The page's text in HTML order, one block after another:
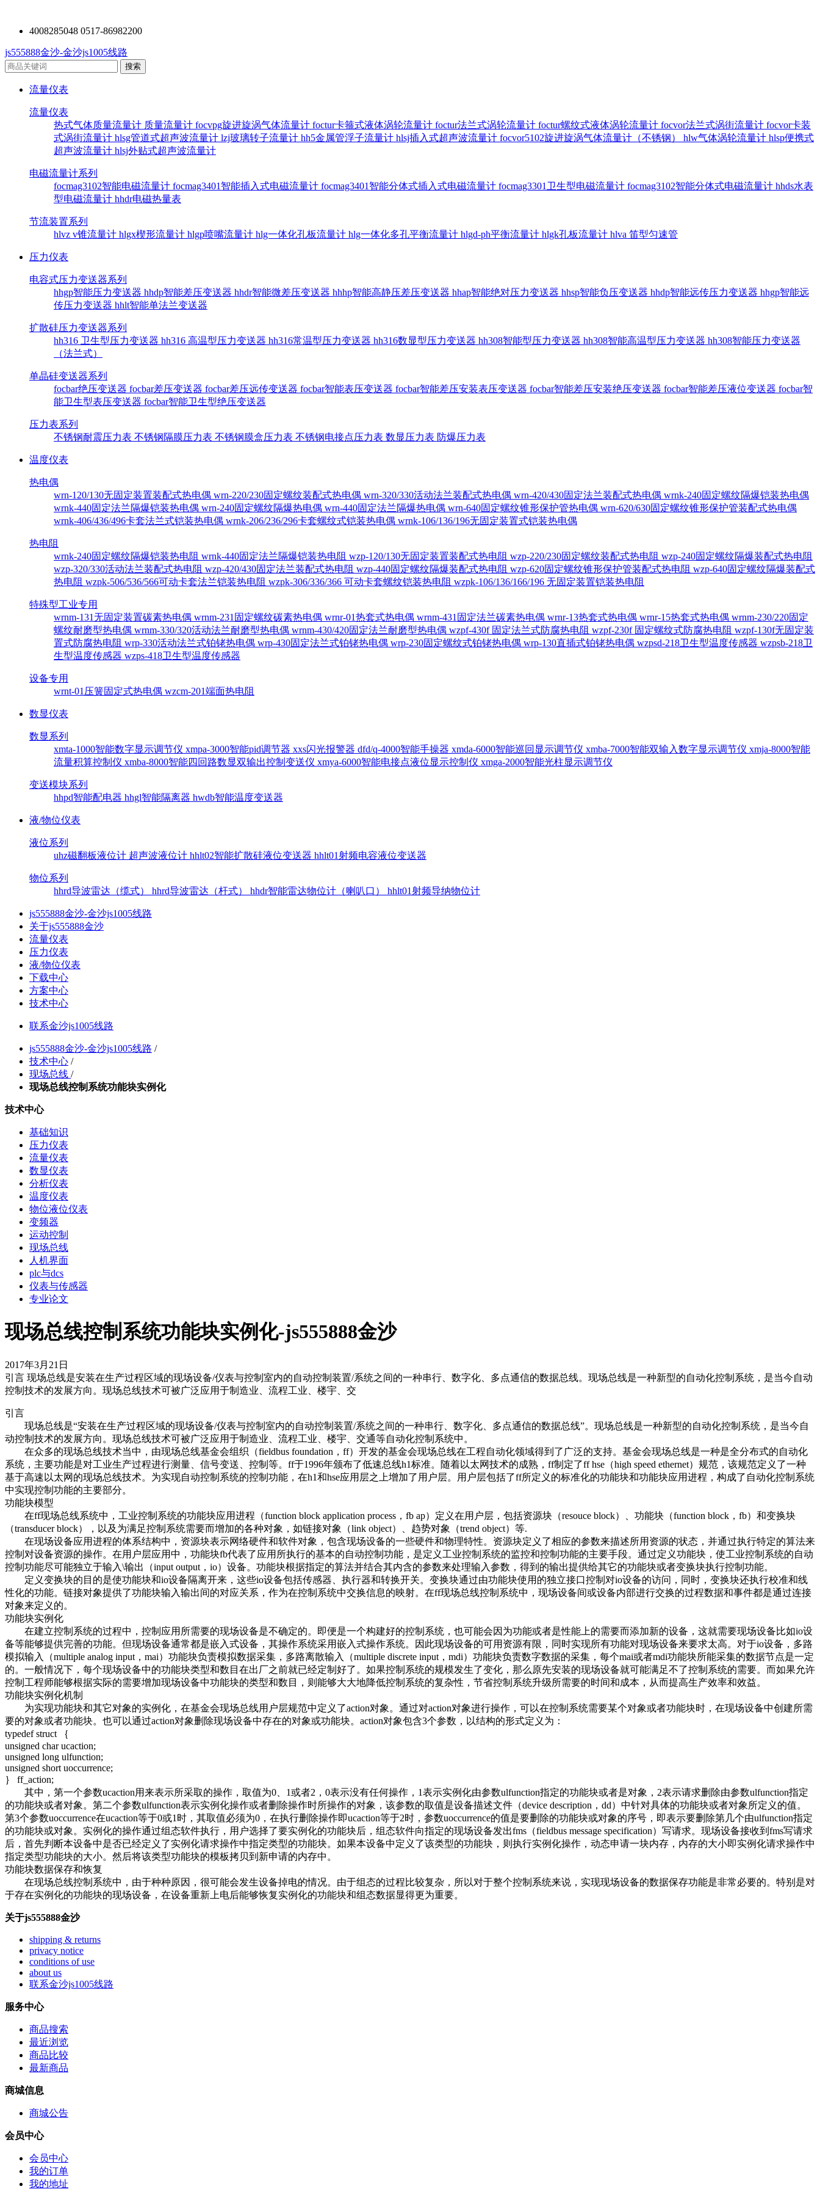
4008285048 0517-86982200
js555888金沙-金沙js1005线路
流量仪表
流量仪表
热式气体质量流量计 质量流量计 focvpg旋进旋涡气体流量计 foctur卡箍式液体涡轮流量计 foctur法兰式涡轮流量计 foctur螺纹式液体涡轮流量计 focvor法兰式涡街流量计 focvor卡装
式涡街流量计 hlsg管道式超声波流量计 lzj玻璃转子流量计 hh5金属管浮子流量计 hlsj插入式超声波流量计 focvor5102旋进旋涡气体流量计（不锈钢） hlw气体涡轮流量计 hlsp便携式
超声波流量计 hlsj外贴式超声波流量计
电磁流量计系列
focmag3102智能电磁流量计 focmag3401智能插入式电磁流量计 focmag3401智能分体式插入式电磁流量计 focmag3301卫生型电磁流量计 focmag3102智能分体式电磁流量计 hhds水表
型电磁流量计 hhdr电磁热量表
节流装置系列
hlvz v锥流量计 hlgx楔形流量计 hlgp喷嘴流量计 hlg一体化孔板流量计 hlg一体化多孔平衡流量计 hlgd-ph平衡流量计 hlgk孔板流量计 hlva 笛型匀速管
压力仪表
电容式压力变送器系列
hhgp智能压力变送器 hhdp智能差压变送器 hhdr智能微差压变送器 hhhp智能高静压差压变送器 hhap智能绝对压力变送器 hhsp智能负压变送器 hhdp智能远传压力变送器 hhgp智能远
传压力变送器 hhlt智能单法兰变送器
扩散硅压力变送器系列
hh316 卫生型压力变送器 hh316 高温型压力变送器 hh316常温型压力变送器 hh316数显型压力变送器 hh308智能型压力变送器 hh308智能高温型压力变送器 hh308智能压力变送器
（法兰式）
单晶硅变送器系列
focbar绝压变送器 focbar差压变送器 focbar差压远传变送器 focbar智能表压变送器 focbar智能差压安装表压变送器 focbar智能差压安装绝压变送器 focbar智能差压液位变送器 focbar智
能卫生型表压变送器 focbar智能卫生型绝压变送器
压力表系列
不锈钢耐震压力表 不锈钢隔膜压力表 不锈钢膜盒压力表 不锈钢电接点压力表 数显压力表 防爆压力表
温度仪表
热电偶
wrn-120/130无固定装置装配式热电偶 wrn-220/230固定螺纹装配式热电偶 wrn-320/330活动法兰装配式热电偶 wrn-420/430固定法兰装配式热电偶 wrnk-240固定螺纹隔爆铠装热电偶
wrnk-440固定法兰隔爆铠装热电偶 wrn-240固定螺纹隔爆热电偶 wrn-440固定法兰隔爆热电偶 wrn-640固定螺纹锥形保护管热电偶 wrn-620/630固定螺纹锥形保护管装配式热电偶
wrnk-406/436/496卡套法兰式铠装热电偶 wrnk-206/236/296卡套螺纹式铠装热电偶 wrnk-106/136/196无固定装置式铠装热电偶
热电阻
wrnk-240固定螺纹隔爆铠装热电阻 wrnk-440固定法兰隔爆铠装热电阻 wzp-120/130无固定装置装配式热电阻 wzp-220/230固定螺纹装配式热电阻 wzp-240固定螺纹隔爆装配式热电阻
wzp-320/330活动法兰装配式热电阻 wzp-420/430固定法兰装配式热电阻 wzp-440固定螺纹隔爆装配式热电阻 wzp-620固定螺纹锥形保护管装配式热电阻 wzp-640固定螺纹隔爆装配式
热电阻 wzpk-506/536/566可动卡套法兰铠装热电阻 wzpk-306/336/366 可动卡套螺纹铠装热电阻 wzpk-106/136/166/196 无固定装置铠装热电阻
特殊型工业专用
wrnm-131无固定装置碳素热电偶 wrnm-231固定螺纹碳素热电偶 wrnr-01热套式热电偶 wrnm-431固定法兰碳素热电偶 wrnr-13热套式热电偶 wrnr-15热套式热电偶 wrnm-230/220固定
螺纹耐磨型热电偶 wrnm-330/320活动法兰耐磨型热电偶 wrnm-430/420固定法兰耐磨型热电偶 wzpf-430f 固定法兰式防腐热电阻 wzpf-230f 固定螺纹式防腐热电阻 wzpf-130f无固定装
置式防腐热电阻 wrp-330活动法兰式铂铑热电偶 wrp-430固定法兰式铂铑热电偶 wrp-230固定螺纹式铂铑热电偶 wrp-130直插式铂铑热电偶 wzpsd-218卫生型温度传感器 wzpsb-218卫
生型温度传感器 wzps-418卫生型温度传感器
设备专用
wrnt-01压簧固定式热电偶 wzcm-201端面热电阻
数显仪表
数显系列
xmta-1000智能数字显示调节仪 xmpa-3000智能pid调节器 xxs闪光报警器 dfd/q-4000智能手操器 xmda-6000智能巡回显示调节仪 xmba-7000智能双输入数字显示调节仪 xmja-8000智能
流量积算控制仪 xmba-8000智能四回路数显双输出控制变送仪 xmya-6000智能电接点液位显示控制仪 xmga-2000智能光柱显示调节仪
变送模块系列
hhpd智能配电器 hhgl智能隔离器 hwdb智能温度变送器
液/物位仪表
液位系列
uhz磁翻板液位计 超声波液位计 hhlt02智能扩散硅液位变送器 hhlt01射频电容液位变送器
物位系列
hhrd导波雷达（缆式） hhrd导波雷达（杆式） hhdr智能雷达物位计（喇叭口） hhlt01射频导纳物位计
js555888金沙-金沙js1005线路
关于js555888金沙
流量仪表
压力仪表
液/物位仪表
下载中心
方案中心
技术中心
联系金沙js1005线路
js555888金沙-金沙js1005线路 /
技术中心 /
现场总线 /
现场总线控制系统功能块实例化
技术中心
基础知识
压力仪表
流量仪表
数显仪表
分析仪表
温度仪表
物位液位仪表
变频器
运动控制
现场总线
人机界面
plc与dcs
仪表与传感器
专业论文
现场总线控制系统功能块实例化-js555888金沙
2017年3月21日
引言 现场总线是安装在生产过程区域的现场设备/仪表与控制室内的自动控制装置/系统之间的一种串行、数字化、多点通信的数据总线。现场总线是一种新型的自动化控制系统，是当今自动
控制技术的发展方向。现场总线技术可被广泛应用于制造业、流程工业、楼宇、交
引言
现场总线是“安装在生产过程区域的现场设备/仪表与控制室内的自动控制装置/系统之间的一种串行、数字化、多点通信的数据总线”。现场总线是一种新型的自动化控制系统，是当今自
动控制技术的发展方向。现场总线技术可被广泛应用于制造业、流程工业、楼宇、交通等自动化控制系统中。
在众多的现场总线技术当中，由现场总线基金会组织（fieldbus foundation，ff）开发的基金会现场总线在工程自动化领域得到了广泛的支持。基金会现场总线是一种是全分布式的自动化
系统，主要功能是对工业生产过程进行测量、信号变送、控制等。ff于1996年颁布了低速总线h1标准。随着以太网技术的成熟，ff制定了ff hse（high speed ethernet）规范，该规范定义了一种
基于高速以太网的现场总线技术。为实现自动控制系统的控制功能，在h1和hse应用层之上增加了用户层。用户层包括了ff所定义的标准化的功能块和功能块应用进程，构成了自动化控制系统
中实现控制功能的主要部分。
功能块模型
在ff现场总线系统中，工业控制系统的功能块应用进程（function block application process，fb ap）定义在用户层，包括资源块（resouce block）、功能块（function block，fb）和变换块
（transducer block），以及为满足控制系统需要而增加的各种对象，如链接对象（link object）、趋势对象（trend object）等.
在现场设备应用进程的体系结构中，资源块表示网络硬件和软件对象，包含现场设备的一些硬件和物理特性。资源块定义了相应的参数来描述所用资源的状态，并通过执行特定的算法来
控制对设备资源的操作。在用户层应用中，功能块fb代表了应用所执行的基本的自动控制功能，是定义工业控制系统的监控和控制功能的主要手段。通过定义功能块，使工业控制系统的自动
控制功能尽可能独立于输入\输出（input output，io）设备。功能块根据指定的算法并结合其内含的参数来处理输入参数，得到的输出提供给其它的功能块或者变换块执行控制功能。
定义变换块的目的是使功能块和io设备隔离开来，这些io设备包括传感器、执行器和转换开关。变换块通过由功能块使用的独立接口控制对io设备的访问，同时，变换块还执行校准和线
性化的功能。链接对象提供了功能块输入输出间的对应关系，作为在控制系统中交换信息的映射。在ff现场总线控制系统中，现场设备间或设备内部进行交换的过程数据和事件都是通过连接
对象来定义的。
功能块实例化
在建立控制系统的过程中，控制应用所需要的现场设备是不确定的。即便是一个构建好的控制系统，也可能会因为功能或者是性能上的需要而添加新的设备，这就需要现场设备比如io设
备等能够提供完善的功能。但现场设备通常都是嵌入式设备，其操作系统采用嵌入式操作系统。因此现场设备的可用资源有限，同时实现所有功能对现场设备来要求太高。对于io设备，多路
模拟输入（multiple analog input，mai）功能块负责模拟数据采集，多路离散输入（multiple discrete input，mdi）功能块负责数字数据的采集，每个mai或者mdi功能块所能采集的数据节点是一定
的。一般情况下，每个现场设备中的功能块类型和数目在出厂之前就已经定制好了。如果控制系统的规模发生了变化，那么原先安装的现场设备就可能满足不了控制系统的需要。而如果允许
控制工程师能够根据实际的需要增加现场设备中功能块的类型和数目，则能够大大地降低控制系统的复杂性，节省控制系统升级所需要的时间和成本，从而提高生产效率和效益。
功能块实例化机制
为实现功能块和其它对象的实例化，在基金会现场总线用户层规范中定义了action对象。通过对action对象进行操作，可以在控制系统需要某个对象或者功能块时，在现场设备中创建所需
要的对象或者功能块。也可以通过action对象删除现场设备中存在的对象或功能块。action对象包含3个参数，以结构的形式定义为：
typedef struct ｛
unsigned char ucaction;
unsigned long ulfunction;
unsigned short uoccurrence;
｝ ff_action;
其中，第一个参数ucaction用来表示所采取的操作，取值为0、1或者2，0表示没有任何操作，1表示实例化由参数ulfunction指定的功能块或者是对象，2表示请求删除由参数ulfunction指定
的功能块或者对象。第二个参数ulfunction表示实例化操作或者删除操作时所操作的对象，该参数的取值是设备描述文件（device description，dd）中针对具体的功能块或者对象所定义的值。
第3个参数uoccurrence在ucaction等于0或1时，其取值必须为0，在执行删除操作即ucaction等于2时，参数uoccurrence的值是要删除的功能块或对象的序号，即表示要删除第几个由ulfunction指定
的功能块或对象。实例化的操作通过组态软件执行，用户选择了要实例化的功能块后，组态软件向指定的现场设备发出fms（fieldbus message specification）写请求。现场设备接收到fms写请求
后，首先判断本设备中是否已经定义了实例化请求操作中指定类型的功能块。如果本设备中定义了该类型的功能块，则执行实例化操作，动态申请一块内存，内存的大小即实例化请求操作中
指定类型功能块的大小。然后将该类型功能块的模板拷贝到新申请的内存中。
功能块数据保存和恢复
在现场总线控制系统中，由于种种原因，很可能会发生设备掉电的情况。由于组态的过程比较复杂，所以对于整个控制系统来说，实现现场设备的数据保存功能是非常必要的。特别是对
于存在实例化的功能块的现场设备，在设备重新上电后能够恢复实例化的功能块和组态数据显得更为重要。
关于js555888金沙
shipping & returns
privacy notice
conditions of use
about us
联系金沙js1005线路
服务中心
商品搜索
最近浏览
商品比较
最新商品
商城信息
商城公告
会员中心
会员中心
我的订单
我的地址